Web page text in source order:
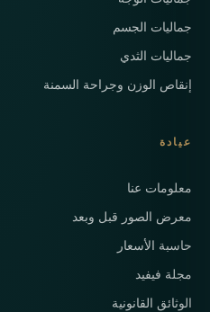
جماليات الجسم
جماليات الثدي
إنقاص الوزن وجراحة السمنة
عيادة
معلومات عنا
معرض الصور قبل وبعد
حاسبة الأسعار
مجلة فيفيد
الوثائق القانونية